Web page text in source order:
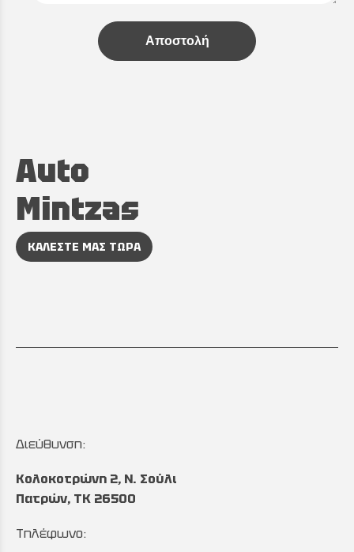
Αποστολή
Auto
Mintzas
ΚΑΛΕΣΤΕ ΜΑΣ ΤΩΡΑ
Διεύθυνση:
Κολοκοτρώνη 2, Ν. Σούλι
Πατρών, TK 26500
Τηλέφωνο: